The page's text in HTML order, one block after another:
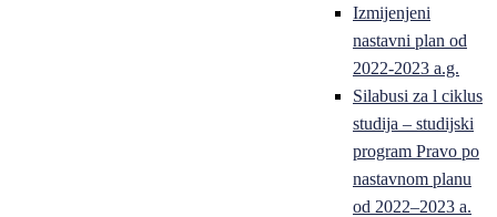
Izmijenjeni
nastavni plan od
2022-2023 a.g.
Silabusi za l ciklus
studija – studijski
program Pravo po
nastavnom planu
od 2022–2023 a.